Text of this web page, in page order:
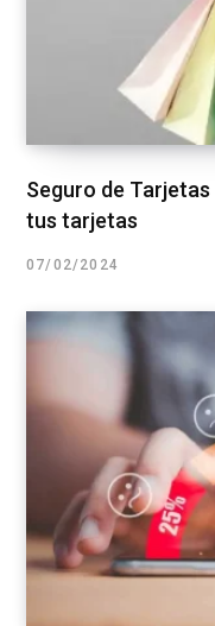
Seguro de
tus tarjetas
07/02/2024